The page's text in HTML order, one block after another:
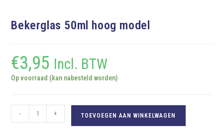
Bekerglas 50ml hoog model
€3,95 Incl. BTW
Op voorraad (kan nabesteld worden)
- + TOEVOEGEN AAN WINKELWAGEN